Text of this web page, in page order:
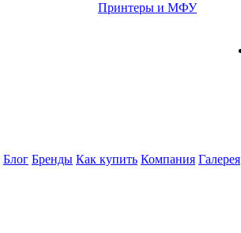
Принтеры и МФУ
Блог Бренды Как купить Компания Галерея